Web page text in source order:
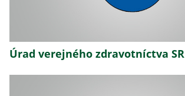
Úrad verejného zdravotníctva SR